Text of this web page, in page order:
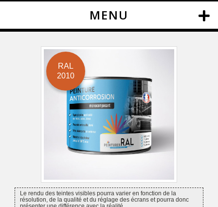
MENU
RAL
2010
Le rendu des teintes visibles pourra varier en fonction de la
résolution, de la qualité et du réglage des écrans et pourra donc